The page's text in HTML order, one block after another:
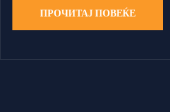
ПРОЧИТАЈ ПОВЕЌЕ